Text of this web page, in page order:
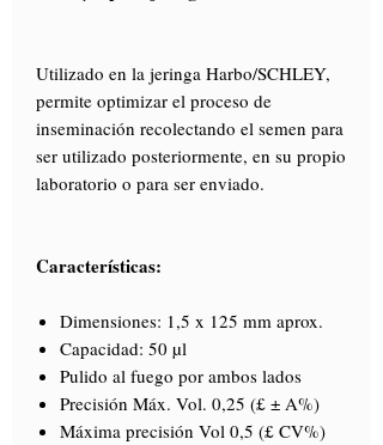
Utilizado en la jeringa Harbo/SCHLEY,
permite optimizar el proceso de
inseminación recolectando el semen para
ser utilizado posteriormente, en su propio
laboratorio o para ser enviado.
Características:
Dimensiones: 1,5 x 125 mm aprox.
Capacidad: 50 µl
Pulido al fuego por ambos lados
Precisión Máx. Vol. 0,25 (£ ± A%)
Máxima precisión Vol 0,5 (£ CV%)